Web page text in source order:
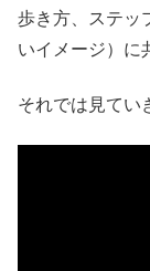
歩き方、ステッ
いイメージ）に
それでは見てい